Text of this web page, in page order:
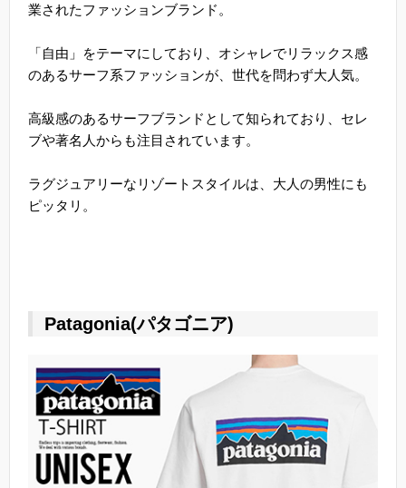
業されたファッションブランド。
「自由」をテーマにしており、オシャレでリラックス感
のあるサーフ系ファッションが、世代を問わず大人気。
高級感のあるサーフブランドとして知られており、セレ
ブや著名人からも注目されています。
ラグジュアリーなリゾートスタイルは、大人の男性にも
ピッタリ。
Patagonia(パタゴニア)